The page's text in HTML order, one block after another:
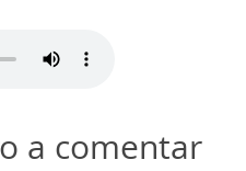
a comentar